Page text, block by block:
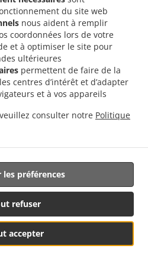
du site web
nous aident à remplir
coordonnées lors de votre
et à optimiser le site pour
ultérieures
permettent de faire de la
centres d’intérêt et d’adapter
et à vos appareils
consulter notre Politique
accepter
refuser
préférences
de decisiones
incluida la
tiene derecho a no estar
únicamente en el
incluida la creación de
legales que la afectan o
y similar.
párrafo 15.1. no aplican si la
la celebración o
entre la persona
de la Unión o de un
commander